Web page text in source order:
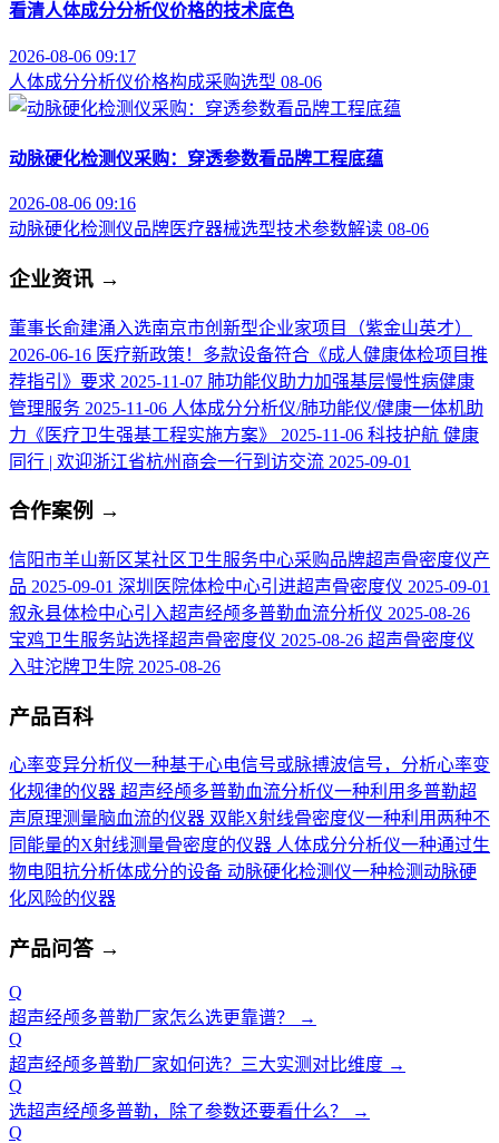
看清人体成分分析仪价格的技术底色
2026-08-06 09:17
人体成分分析仪价格构成采购选型 08-06
动脉硬化检测仪采购：穿透参数看品牌工程底蕴
2026-08-06 09:16
动脉硬化检测仪品牌医疗器械选型技术参数解读 08-06
企业资讯 →
董事长俞建涌入选南京市创新型企业家项目（紫金山英才）
2026-06-16 医疗新政策！多款设备符合《成人健康体检项目推
荐指引》要求 2025-11-07 肺功能仪助力加强基层慢性病健康
管理服务 2025-11-06 人体成分分析仪/肺功能仪/健康一体机助
力《医疗卫生强基工程实施方案》
2025-11-06 科技护航 健康
同行 | 欢迎浙江省杭州商会一行到访交流 2025-09-01
合作案例 →
信阳市羊山新区某社区卫生服务中心采购品牌超声骨密度仪产
品 2025-09-01 深圳医院体检中心引进超声骨密度仪 2025-09-01
叙永县体检中心引入超声经颅多普勒血流分析仪 2025-08-26
宝鸡卫生服务站选择超声骨密度仪 2025-08-26 超声骨密度仪
入驻沱牌卫生院 2025-08-26
产品百科
心率变异分析仪一种基于心电信号或脉搏波信号，分析心率变
化规律的仪器 超声经颅多普勒血流分析仪一种利用多普勒超
声原理测量脑血流的仪器 双能X射线骨密度仪一种利用两种不
同能量的X射线测量骨密度的仪器 人体成分分析仪一种通过生
物电阻抗分析体成分的设备 动脉硬化检测仪一种检测动脉硬
化风险的仪器
产品问答 →
Q
超声经颅多普勒厂家怎么选更靠谱？
→
Q
超声经颅多普勒厂家如何选？三大实测对比维度 →
Q
选超声经颅多普勒，除了参数还要看什么？
→
Q